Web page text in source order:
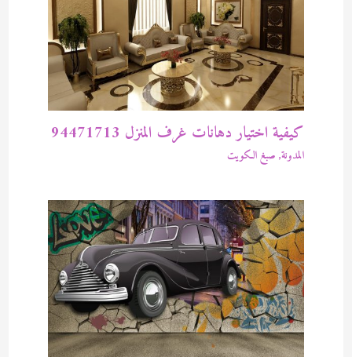
كيفية اختيار دهانات غرف المنزل 94471713
المدونة, صبغ الكويت